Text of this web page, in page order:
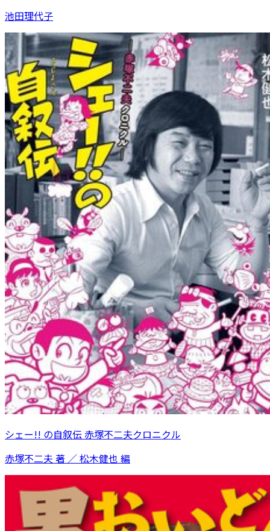
池田理代子
シェー!! の自叙伝 赤塚不二夫クロニクル
赤塚不二夫 著 ／ 松木健也 編